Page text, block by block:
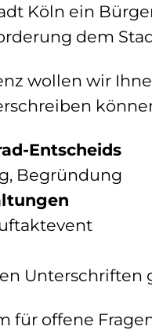
Köln ein
dem
wollen wir
Entscheids
Begründung
Unterschriften
für offene